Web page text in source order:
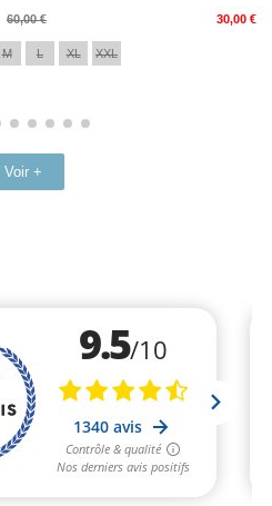
60,00 € 30,00 €
M L XL XXL
Voir +